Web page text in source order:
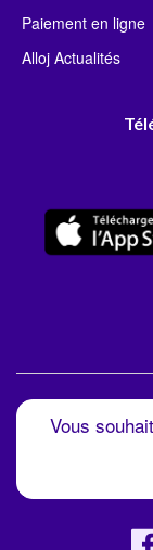
Paiement en ligne
Alloj Actualités
Vous